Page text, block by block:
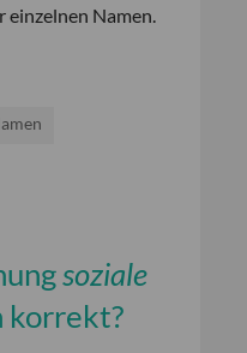
einzelnen Namen.
soziale